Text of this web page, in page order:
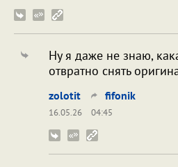
Ну я даже не знаю,
отвратно снять
zolotit fifonik
16.05.26
04:45